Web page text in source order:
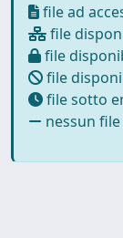
file ad
file
file
file
file sotto
nessun